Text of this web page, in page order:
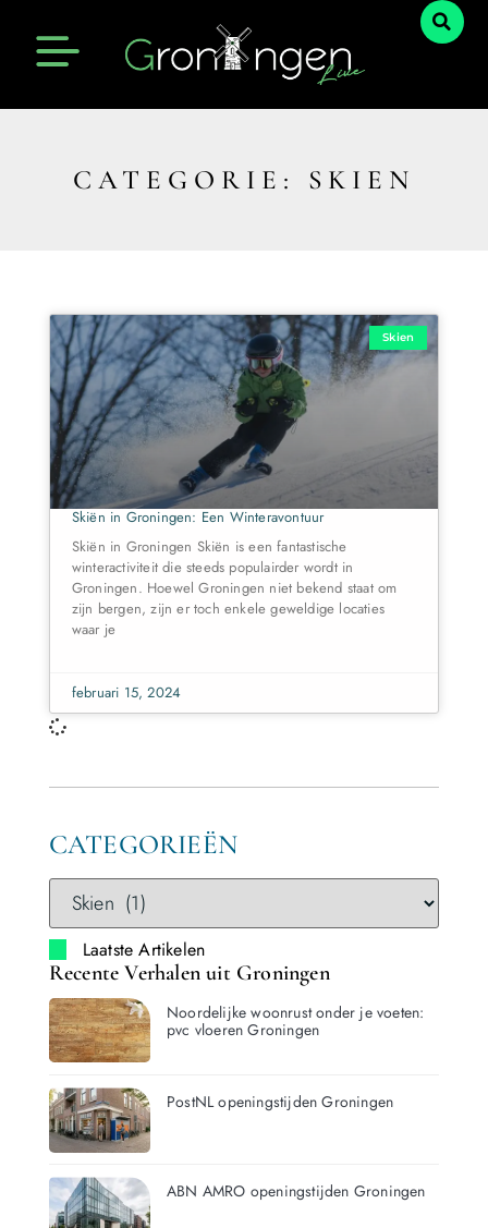
CATEGORIE: SKIEN
CATEGORIEËN
Laatste Artikelen
Recente Verhalen uit Groningen
Noordelijke woonrust onder je voeten:
pvc vloeren Groningen
PostNL openingstijden Groningen
ABN AMRO openingstijden Groningen
Skien
Skiën in Groningen: Een Winteravontuur
Skiën in Groningen Skiën is een fantastische
winteractiviteit die steeds populairder wordt in
Groningen. Hoewel Groningen niet bekend staat om
zijn bergen, zijn er toch enkele geweldige locaties
waar je
februari 15, 2024